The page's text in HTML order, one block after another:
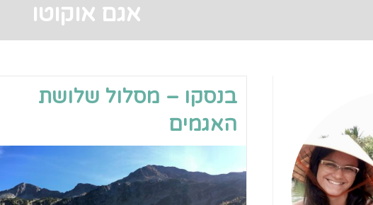
אגם אוקוטו
בנסקו – מסלול שלושת
האגמים